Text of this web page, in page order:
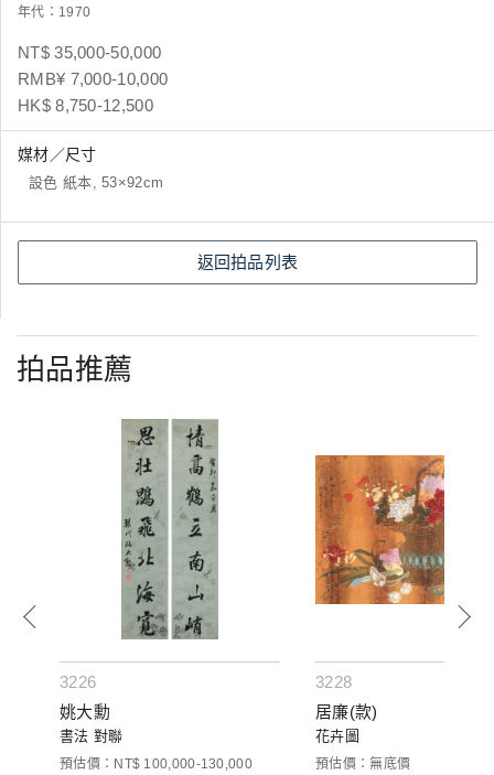
年代：1970
NT$ 35,000-50,000
RMB¥ 7,000-10,000
HK$ 8,750-12,500
媒材／尺寸
設色 紙本, 53×92cm
返回拍品列表
拍品推薦
3226
姚大勳
書法 對聯
預估價：NT$ 100,000-130,000
3228
居廉(款)
花卉圖
預估價：無底價